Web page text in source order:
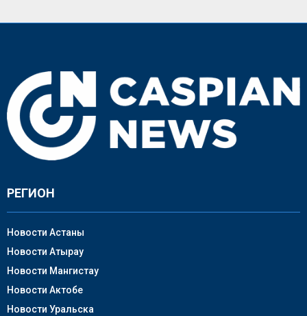
РЕГИОН
Новости Астаны
Новости Атырау
Новости Мангистау
Новости Актобе
Новости Уральска